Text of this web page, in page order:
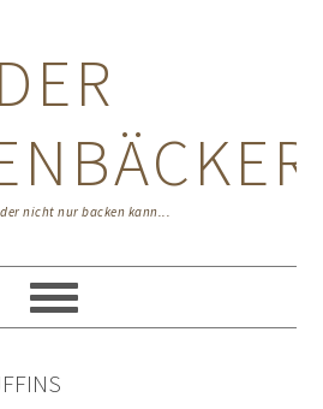
DER
nicht nur backen kann...